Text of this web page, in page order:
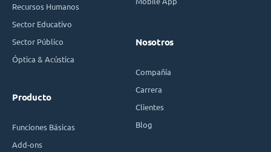
Recursos Humanos
Sector Educativo
Sector Público
Óptica & Acústica
Producto
Funciones Básicas
Add-ons
Nosotros
Compañía
Carrera
Clientes
Blog